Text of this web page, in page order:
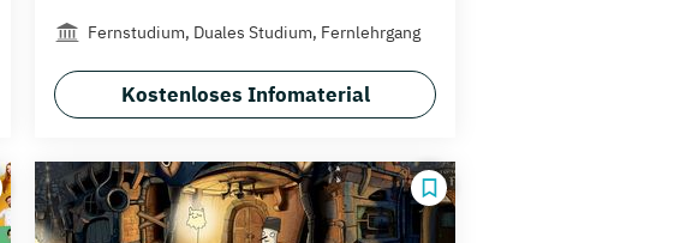
Fernstudium, Duales Studium, Fernlehrgang
Kostenloses Infomaterial